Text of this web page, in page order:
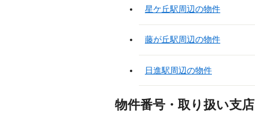
星ケ丘駅周辺の物件
藤が丘駅周辺の物件
日進駅周辺の物件
物件番号・取り扱い支店